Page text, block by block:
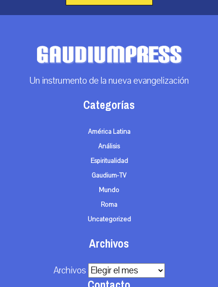
Un instrumento de la nueva evangelización
Categorías
América Latina
Análisis
Espiritualidad
Gaudium-TV
Mundo
Roma
Uncategorized
Archivos
Archivos